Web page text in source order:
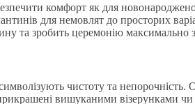
комфорт як для
для немовлят до просторих
та зробить церемонію максимально
чистоту та непорочність.
вишуканими візерунками